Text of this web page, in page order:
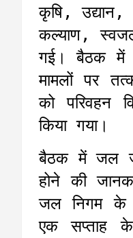
कृषि,
कल्याण,
गई। बैठक में
मामलों पर
को परिवहन
किया गया।
बैठक में जल
होने की
जल निगम के
एक सप्ताह